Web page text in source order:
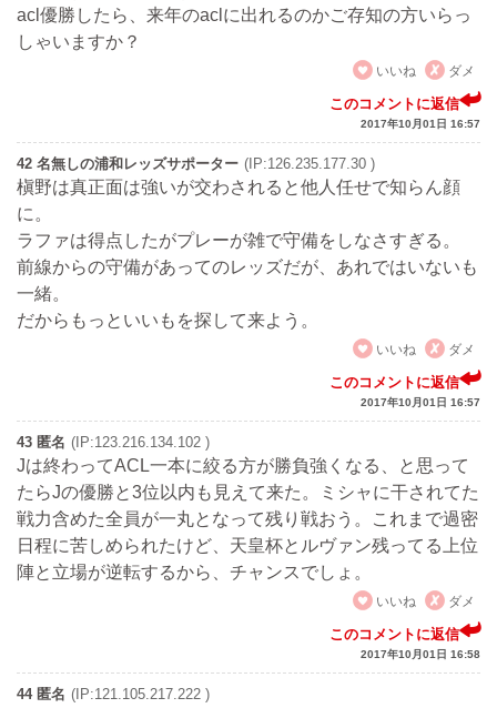
acl優勝したら、来年のaclに出れるのかご存知の方いらっ
しゃいますか？
いいね
ダメ
このコメントに返信
2017年10月01日 16:57
42 名無しの浦和レッズサポーター (IP:126.235.177.30 )
槇野は真正面は強いが交わされると他人任せで知らん顔
に。
ラファは得点したがプレーが雑で守備をしなさすぎる。
前線からの守備があってのレッズだが、あれではいないも
一緒。
だからもっといいもを探して来よう。
いいね
ダメ
このコメントに返信
2017年10月01日 16:57
43 匿名 (IP:123.216.134.102 )
Jは終わってACL一本に絞る方が勝負強くなる、と思って
たらJの優勝と3位以内も見えて来た。ミシャに干されてた
戦力含めた全員が一丸となって残り戦おう。これまで過密
日程に苦しめられたけど、天皇杯とルヴァン残ってる上位
陣と立場が逆転するから、チャンスでしょ。
いいね
ダメ
このコメントに返信
2017年10月01日 16:58
44 匿名 (IP:121.105.217.222 )